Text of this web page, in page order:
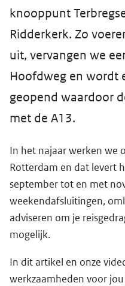
knooppunt
Ridderkerk. Zo
uit, vervangen we
Hoofdweg en wordt
geopend waardoor
met de A13.
In het najaar werken we
Rotterdam en dat levert
september tot en met
weekendafsluitingen,
adviseren om je
mogelijk.
In dit artikel en onze
werkzaamheden voor